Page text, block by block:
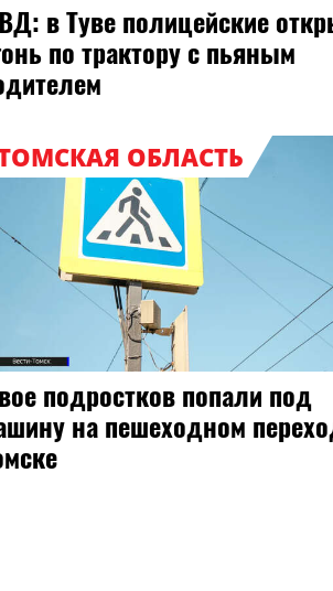
в Туве полицейские
по трактору с пьяным
ОБЛАСТЬ
подростков попали под
на пешеходном